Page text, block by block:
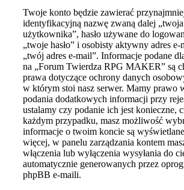
Twoje konto będzie zawierać
identyfikacyjną nazwę zwaną dalej
użytkownika”, hasło używane do
„twoje hasło” i osobisty aktywny adres
„twój adres e-mail”. Informacje podane
na „Forum Twierdza RPG MAKER” są
prawa dotyczące ochrony danych
w którym stoi nasz serwer. Mamy prawo
podania dodatkowych informacji przy
ustalamy czy podanie ich jest konieczne,
każdym przypadku, masz możliwość
informacje o twoim koncie są
więcej, w panelu zarządzania kontem
włączenia lub wyłączenia wysyłania do
automatycznie generowanych przez
phpBB e-maili.